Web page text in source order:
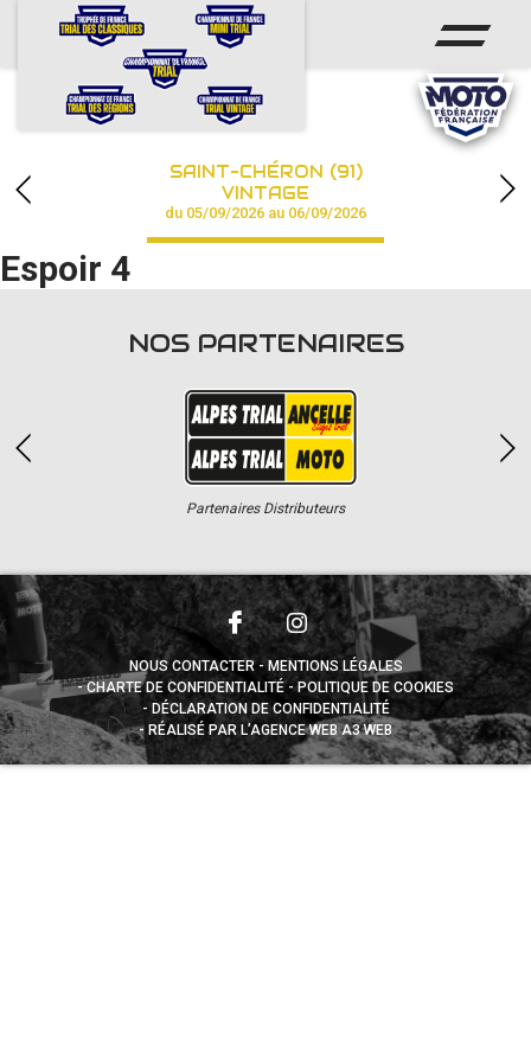
ACCUEIL
CALENDRIER
CHAMPIONNAT
RÉSULTATS
PHOTOS / VIDÉOS
PARTENAIRES
SAINT-CHÉRON (91)
VINTAGE
du 05/09/2026 au 06/09/2026
Espoir 4
NOS PARTENAIRES
Partenaires Distributeurs
NOUS CONTACTER
MENTIONS LÉGALES
CHARTE DE CONFIDENTIALITÉ
POLITIQUE DE COOKIES
DÉCLARATION DE CONFIDENTIALITÉ
RÉALISÉ PAR L’AGENCE WEB A3 WEB